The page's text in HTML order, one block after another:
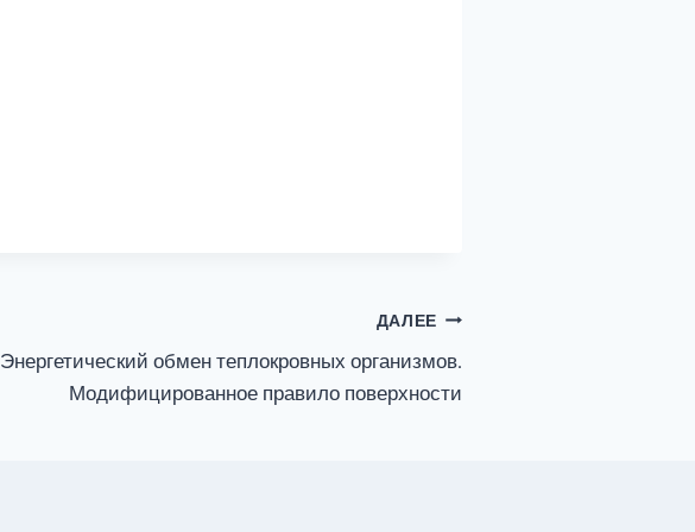
ДАЛЕЕ
Энергетический обмен теплокровных организмов.
Модифицированное правило поверхности